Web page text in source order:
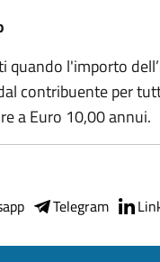
quando l'importo
contribuente per
a Euro 10,00 annui.
Telegram